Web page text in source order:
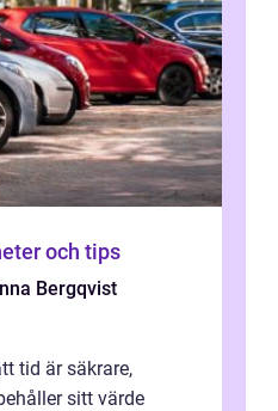
och tips
Bergqvist
tid är säkrare,
sitt värde